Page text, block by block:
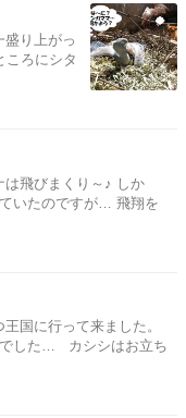
り上がっ
ろにシタ
飛びまくり～♪ しか
いたのですが… 飛翔を
国に行って来ました。
でした… カシシはお立ち